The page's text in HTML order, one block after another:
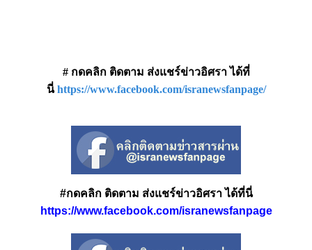
# กดคลิก ติดตาม ส่งแชร์ข่าวอิศรา ได้ที่
นี่https://www.facebook.com/isranewsfanpage/
#กดคลิก ติดตาม ส่งแชร์ข่าวอิศรา ได้ที่นี่
https://www.facebook.com/isranewsfanpage